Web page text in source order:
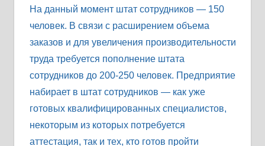
На данный момент штат сотрудников — 150
человек. В связи с расширением объема
заказов и для увеличения производительности
труда требуется пополнение штата
сотрудников до 200-250 человек. Предприятие
набирает в штат сотрудников — как уже
готовых квалифицированных специалистов,
некоторым из которых потребуется
аттестация, так и тех, кто готов пройти